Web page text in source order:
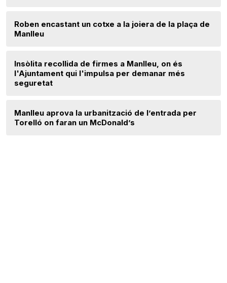
Roben encastant un cotxe a la joiera de la plaça de
Manlleu
Insòlita recollida de firmes a Manlleu, on és
l'Ajuntament qui l'impulsa per demanar més
seguretat
Manlleu aprova la urbanització de l’entrada per
Torelló on faran un McDonald’s